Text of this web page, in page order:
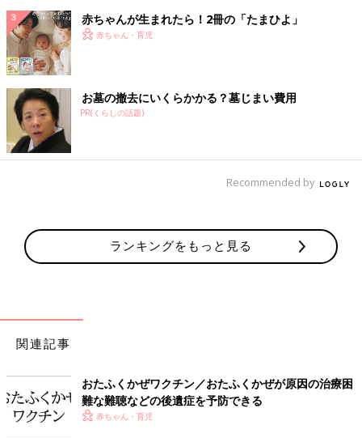
赤ちゃんが生まれたら！2冊の「たまひよ」
赤ちゃん・育児
お墓の撤去にいくらかかる？墓じまい費用
PR(くらしの話題)
Recommended by
ランキングをもっと見る
関連記事
おたふくかぜワクチン／おたふくかぜが原因の治療困
難な難聴などの後遺症を予防できる
赤ちゃん・育児